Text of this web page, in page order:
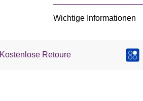
Wichtige Informationen
Kostenlose Retoure